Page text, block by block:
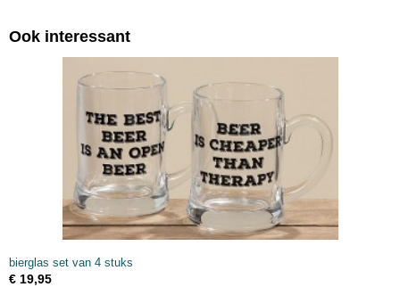
Ook interessant
bierglas set van 4 stuks
€ 19,95